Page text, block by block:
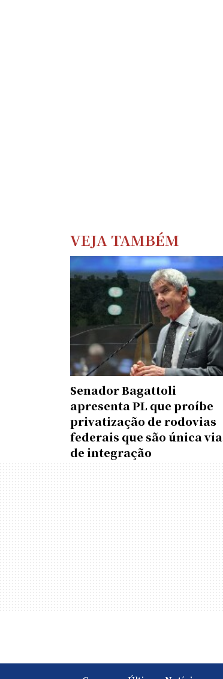
VEJA TAMBÉM
Senador Bagattoli
apresenta PL que proíbe
privatização de rodovias
federais que são única via
de integração